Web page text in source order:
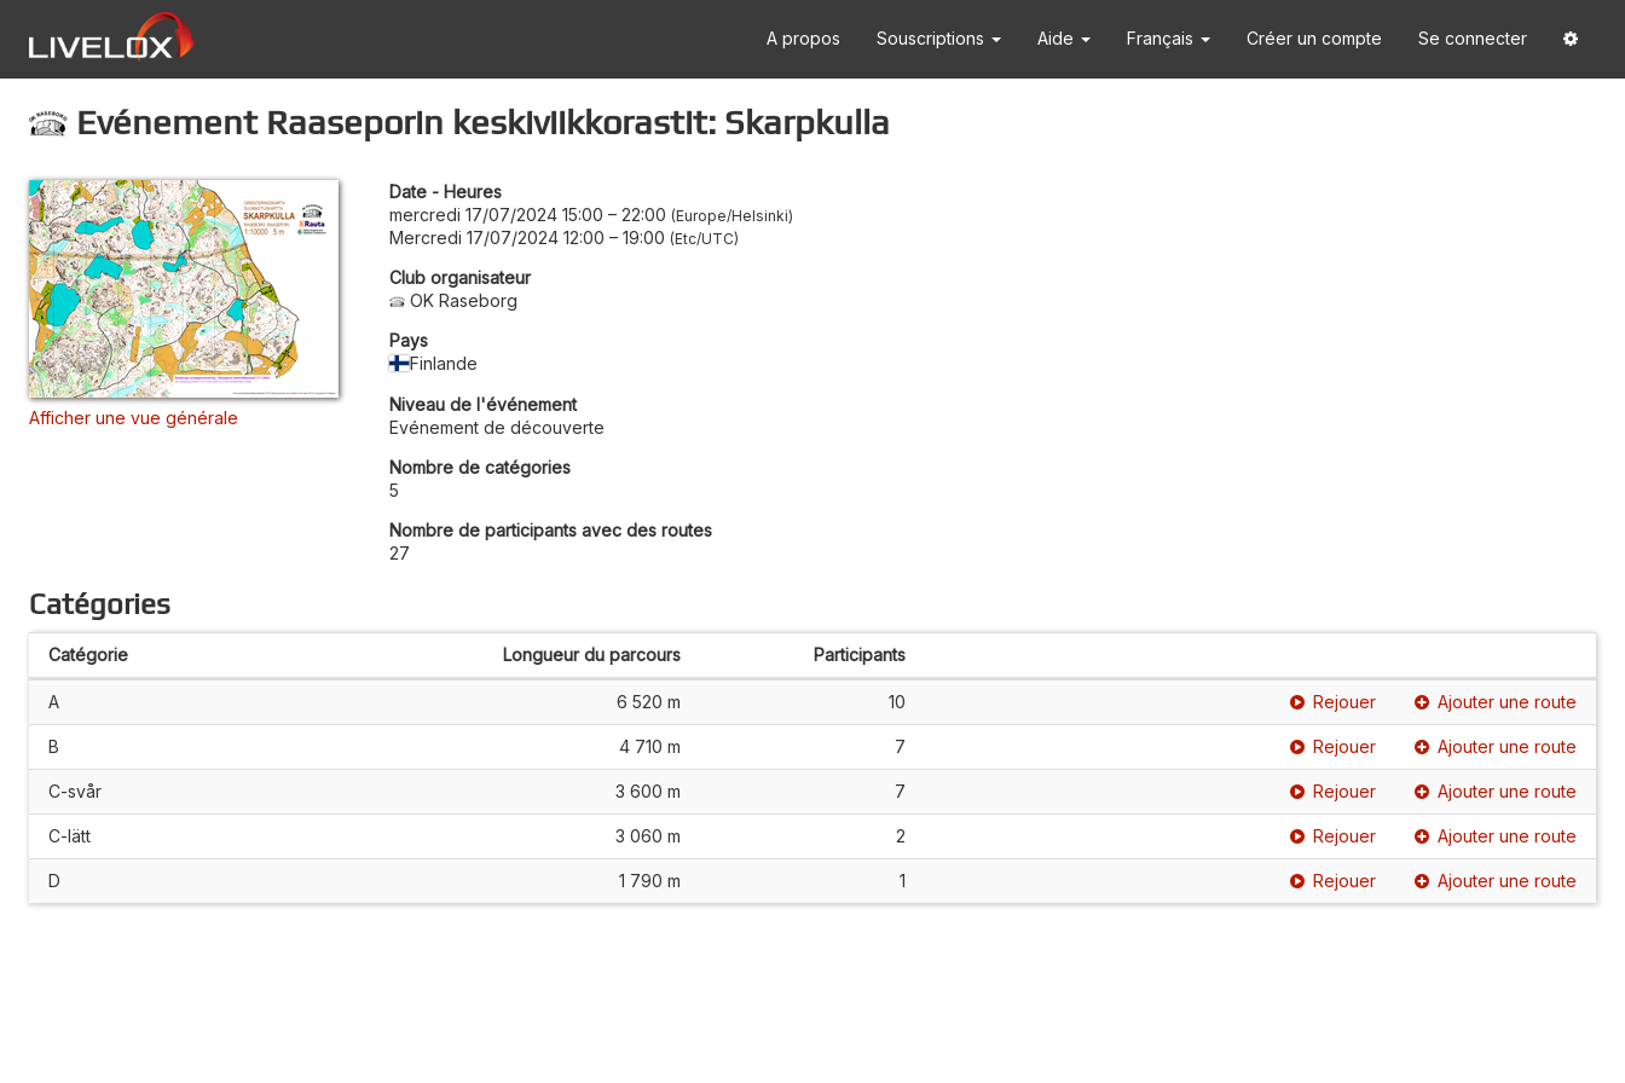
A propos Souscriptions Aide Français Créer un compte Se connecter
Evénement Raaseporin keskiviikkorastit: Skarpkulla
Afficher une vue générale
Date - Heures
mercredi 17/07/2024 15:00 – 22:00 Europe/Helsinki
Mercredi 17/07/2024 12:00 – 19:00 Etc/UTC
Club organisateur
OK Raseborg
Pays
Finlande
Niveau de l'événement
Evénement de découverte
Nombre de catégories
5
Nombre de participants avec des routes
27
Catégories
Catégorie Longueur du parcours Participants
A 6 520 m 10 Rejouer Ajouter une route
B 4 710 m 7 Rejouer Ajouter une route
C-svår 3 600 m 7 Rejouer Ajouter une route
C-lätt 3 060 m 2 Rejouer Ajouter une route
D 1 790 m 1 Rejouer Ajouter une route